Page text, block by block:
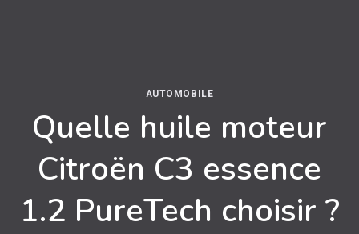
AUTOMOBILE
Quelle huile moteur
Citroën C3 essence
1.2 PureTech choisir ?